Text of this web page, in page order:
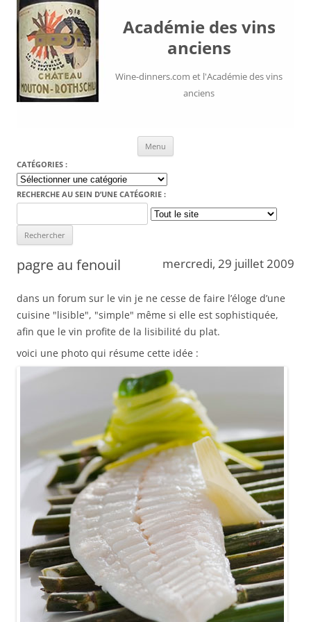
Académie des vins
anciens
Wine-dinners.com et l'Académie des vins
anciens
Menu
CATÉGORIES :
Catégories
:
RECHERCHE AU SEIN D’UNE CATÉGORIE :
for:
pagre au fenouil mercredi, 29 juillet 2009
dans un forum sur le vin je ne cesse de faire l’éloge d’une
cuisine "lisible", "simple" même si elle est sophistiquée,
afin que le vin profite de la lisibilité du plat.
voici une photo qui résume cette idée :